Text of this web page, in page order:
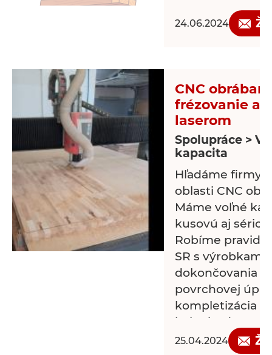
24.06.2024
CNC
frézovanie a
laserom
Spolupráce >
kapacita
Hľadáme firmy
oblasti CNC
Máme voľné
kusovú aj
Robíme
SR s
dokončovania
povrchovej
kompletizácia
balenie,
25.04.2024